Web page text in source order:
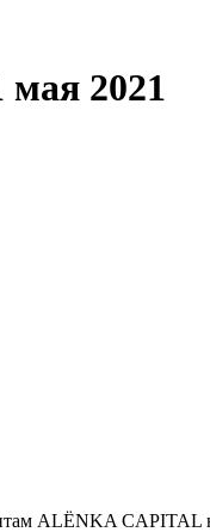
мая 2021
ALЁNKA CAPITAL